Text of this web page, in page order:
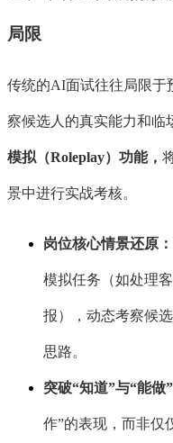
局限
传统的AI面试往往局限于
察候选人的真实能力和临
模拟（Roleplay）功能，
景中进行实战考核。
岗位核心情景还原：
模拟任务（如处理
报），动态考察候
思路。
突破“知道”与“能做
作”的表现，而非仅